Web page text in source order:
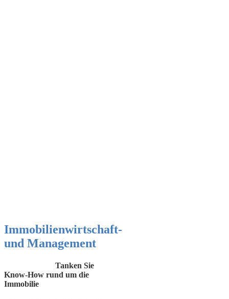
Immobilienwirtschaft-
und Management
Tanken Sie
Know-How rund um die
Immobilie